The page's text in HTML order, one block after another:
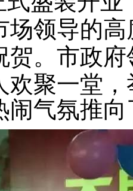
场领导的
贺。市政
欢聚一堂
闹气氛推